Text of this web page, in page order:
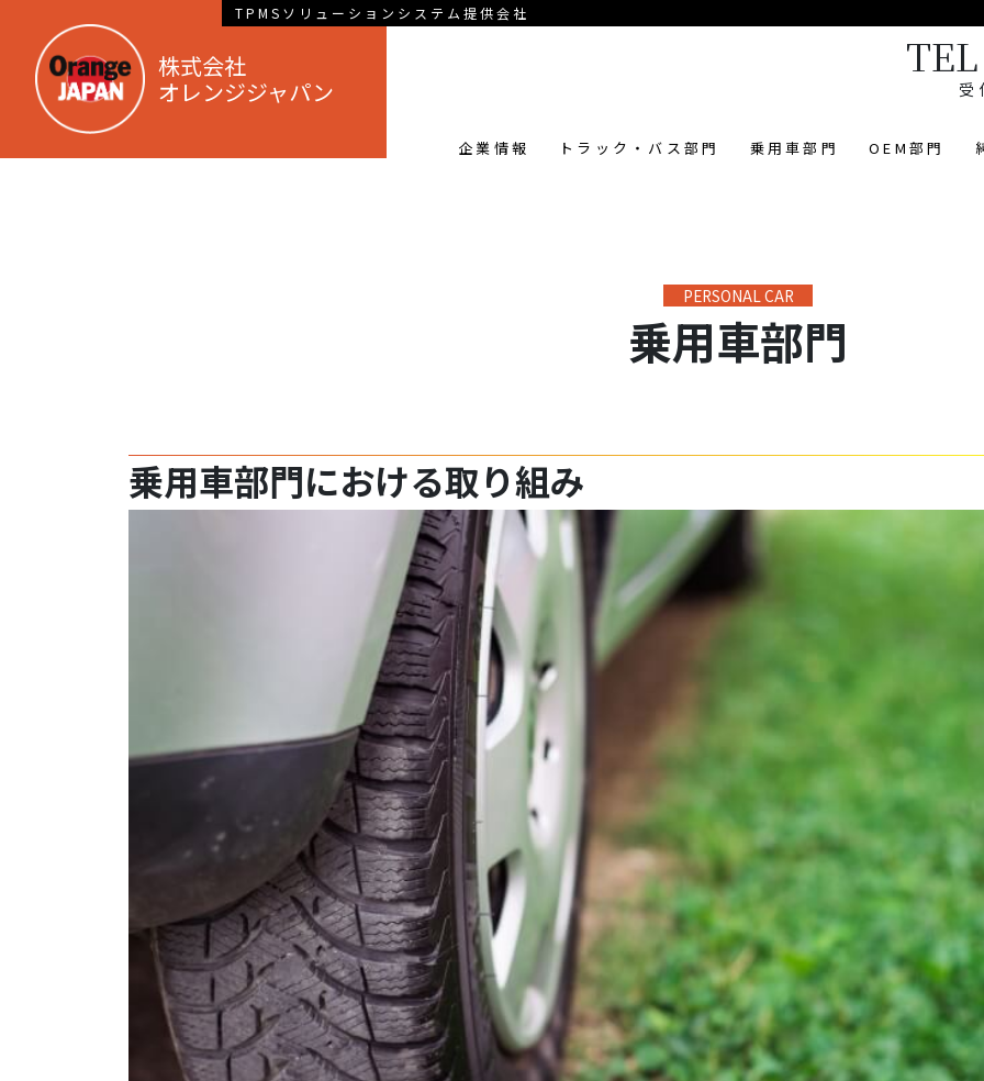
TPMSソリューションシステム提供会社
株式会社
オレンジジャパン
企業情報 トラック・バス部門 乗用車部門 OEM部門
乗用車部門
乗用車部門における取り組み